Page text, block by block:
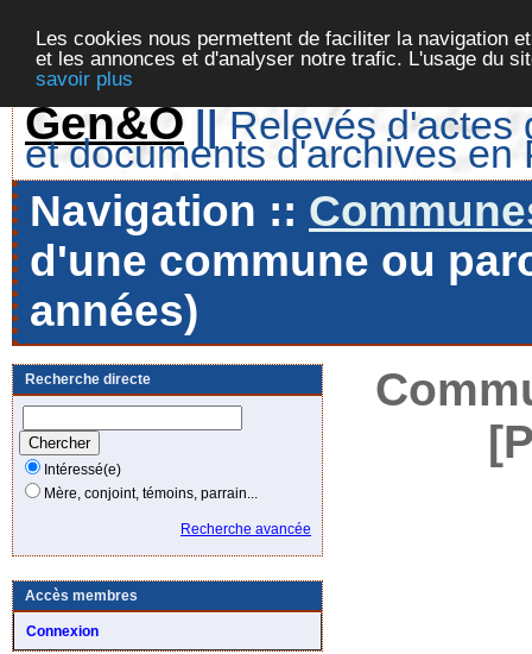
Les cookies nous permettent de faciliter la navigation
et les annonces et d'analyser notre trafic. L'usage du
savoir plus
Gen&O || Relevés d'actes
et documents d'archives en
Navigation ::
d'une commune ou
années)
Recherche directe
Intéressé(e)
Mère, conjoint, témoins, parrain...
Recherche avancée
Accès membres
Connexion